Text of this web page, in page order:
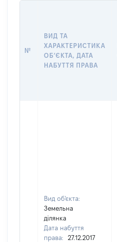
№
ВИД ТА
ХАРАКТЕРИСТИКА
ОБʼЄКТА, ДАТА
НАБУТТЯ ПРАВА
Вид об'єкта:
Земельна
ділянка
Дата набуття
права:
27.12.2017